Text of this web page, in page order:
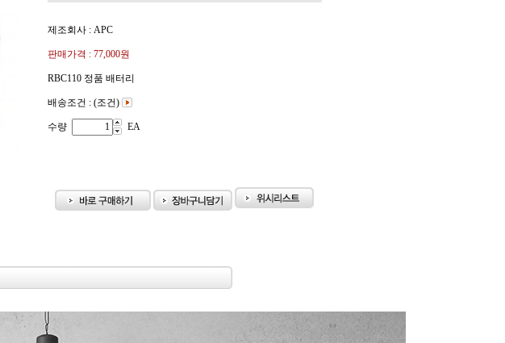
제조회사 : APC
판매가격 : 77,000원
RBC110 정품 배터리
배송조건 : (조건)
수량 EA